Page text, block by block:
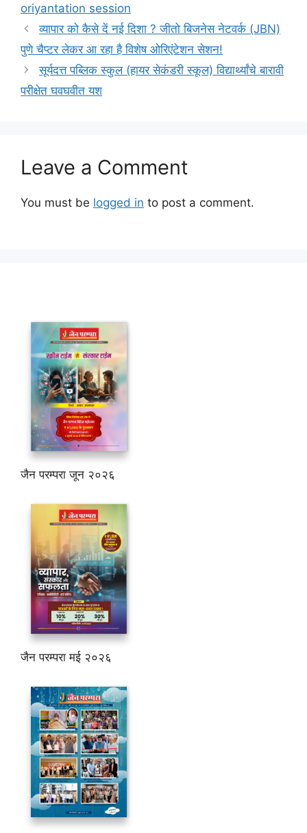
oriyantation session
व्यापार को कैसे दें नई दिशा ? जीतो बिजनेस नेटवर्क (JBN)
पुणे चैप्टर लेकर आ रहा है विशेष ओरिएंटेशन सेशन!
सूर्यदत्त पब्लिक स्कुल (हायर सेकंडरी स्कूल) विद्यार्थ्यांचे बारावी
परीक्षेत घवघवीत यश
Leave a Comment
You must be logged in to post a comment.
जैन परम्परा जून २०२६
जैन परम्परा मई २०२६